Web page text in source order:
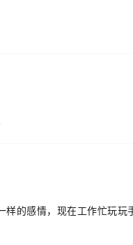
的感情，现在工作忙玩玩